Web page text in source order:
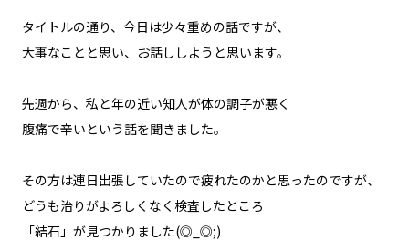
タイトルの通り、今日は少々重めの話ですが、
大事なことと思い、お話ししようと思います。
先週から、私と年の近い知人が体の調子が悪く
腹痛で辛いという話を聞きました。
その方は連日出張していたので疲れたのかと思ったのですが、
どうも治りがよろしくなく検査したところ
「結石」が見つかりました(◎_◎;)